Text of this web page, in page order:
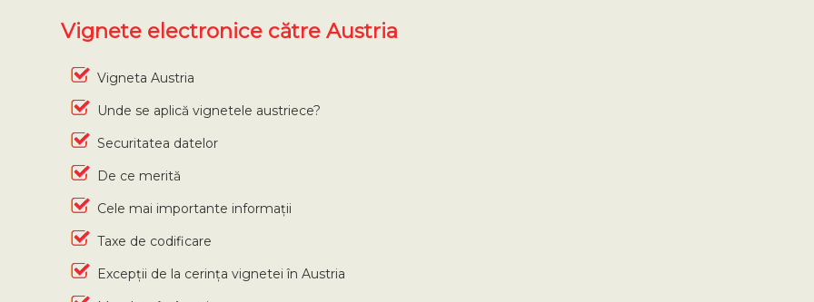
Vignete electronice către Austria
Vigneta Austria
Unde se aplică vignetele austriece?
Securitatea datelor
De ce merită
Cele mai importante informații
Taxe de codificare
Excepții de la cerința vignetei în Austria